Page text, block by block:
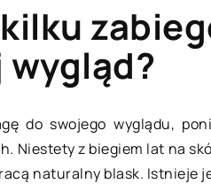
do swojego wyglądu,
Niestety z biegiem lat na
naturalny blask. Istnieje